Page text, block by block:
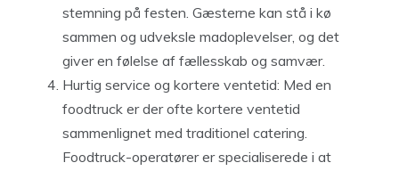
stemning på festen. Gæsterne kan stå i kø
sammen og udveksle madoplevelser, og det
giver en følelse af fællesskab og samvær.
Hurtig service og kortere ventetid: Med en
foodtruck er der ofte kortere ventetid
sammenlignet med traditionel catering.
Foodtruck-operatører er specialiserede i at